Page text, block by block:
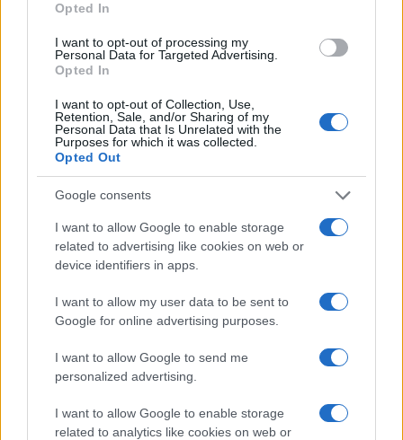
Opted In
I want to opt-out of processing my
Personal Data for Targeted Advertising.
Opted In
I want to opt-out of Collection, Use,
Retention, Sale, and/or Sharing of my
Personal Data that Is Unrelated with the
Purposes for which it was collected.
Opted Out
Google consents
I want to allow Google to enable storage
related to advertising like cookies on web or
device identifiers in apps.
I want to allow my user data to be sent to
Google for online advertising purposes.
I want to allow Google to send me
personalized advertising.
I want to allow Google to enable storage
related to analytics like cookies on web or